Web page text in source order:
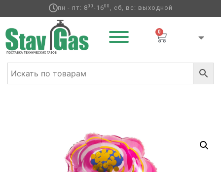
пн - пт: 800-1600 , сб, вс: выходной
0